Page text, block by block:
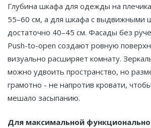
Глубина шкафа для одежды на
55–60 см, а для шкафа с выдвижными
достаточно 40–45 см. Фасады без
Push-to-open создают ровную
визуально расширяет комнату.
можно удвоить пространство, но
грамотно - не напротив кровати,
мешало засыпанию.
Для максимальной